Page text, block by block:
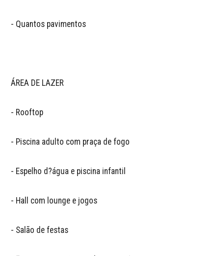
- Quantos pavimentos
ÁREA DE LAZER
- Rooftop
- Piscina adulto com praça de fogo
- Espelho d?água e piscina infantil
- Hall com lounge e jogos
- Salão de festas